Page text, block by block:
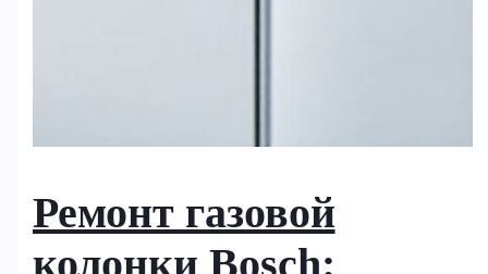
Ремонт газовой
колонки Bosch: